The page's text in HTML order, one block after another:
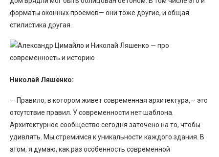
форматы оконных проемов— они тоже другие, и общая
стилистика другая.
Николай Ляшенко:
— Правило, в котором живет современная архитектура,— это
отсутствие правил. У современности нет шаблона.
Архитектурное сообщество сегодня заточено на то, чтобы
удивлять. Мы стремимся к уникальности каждого здания. В
этом, я думаю, как раз особенность современной